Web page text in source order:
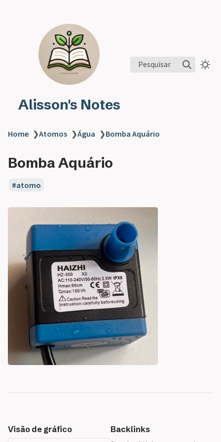
Alisson's Notes
Pesquisar
Home ❯Atomos ❯Água ❯Bomba Aquário
Bomba Aquário
atomo
Visão de gráfico
Backlinks